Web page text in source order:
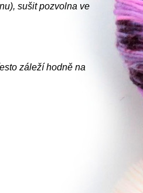
sušit pozvolna ve
záleží hodně na